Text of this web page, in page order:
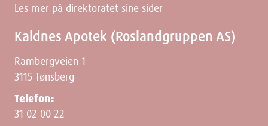
Les mer på direktoratet sine sider
Kaldnes Apotek (Roslandgruppen AS)
Rambergveien 1
3115 Tønsberg
Telefon:
31 02 00 22